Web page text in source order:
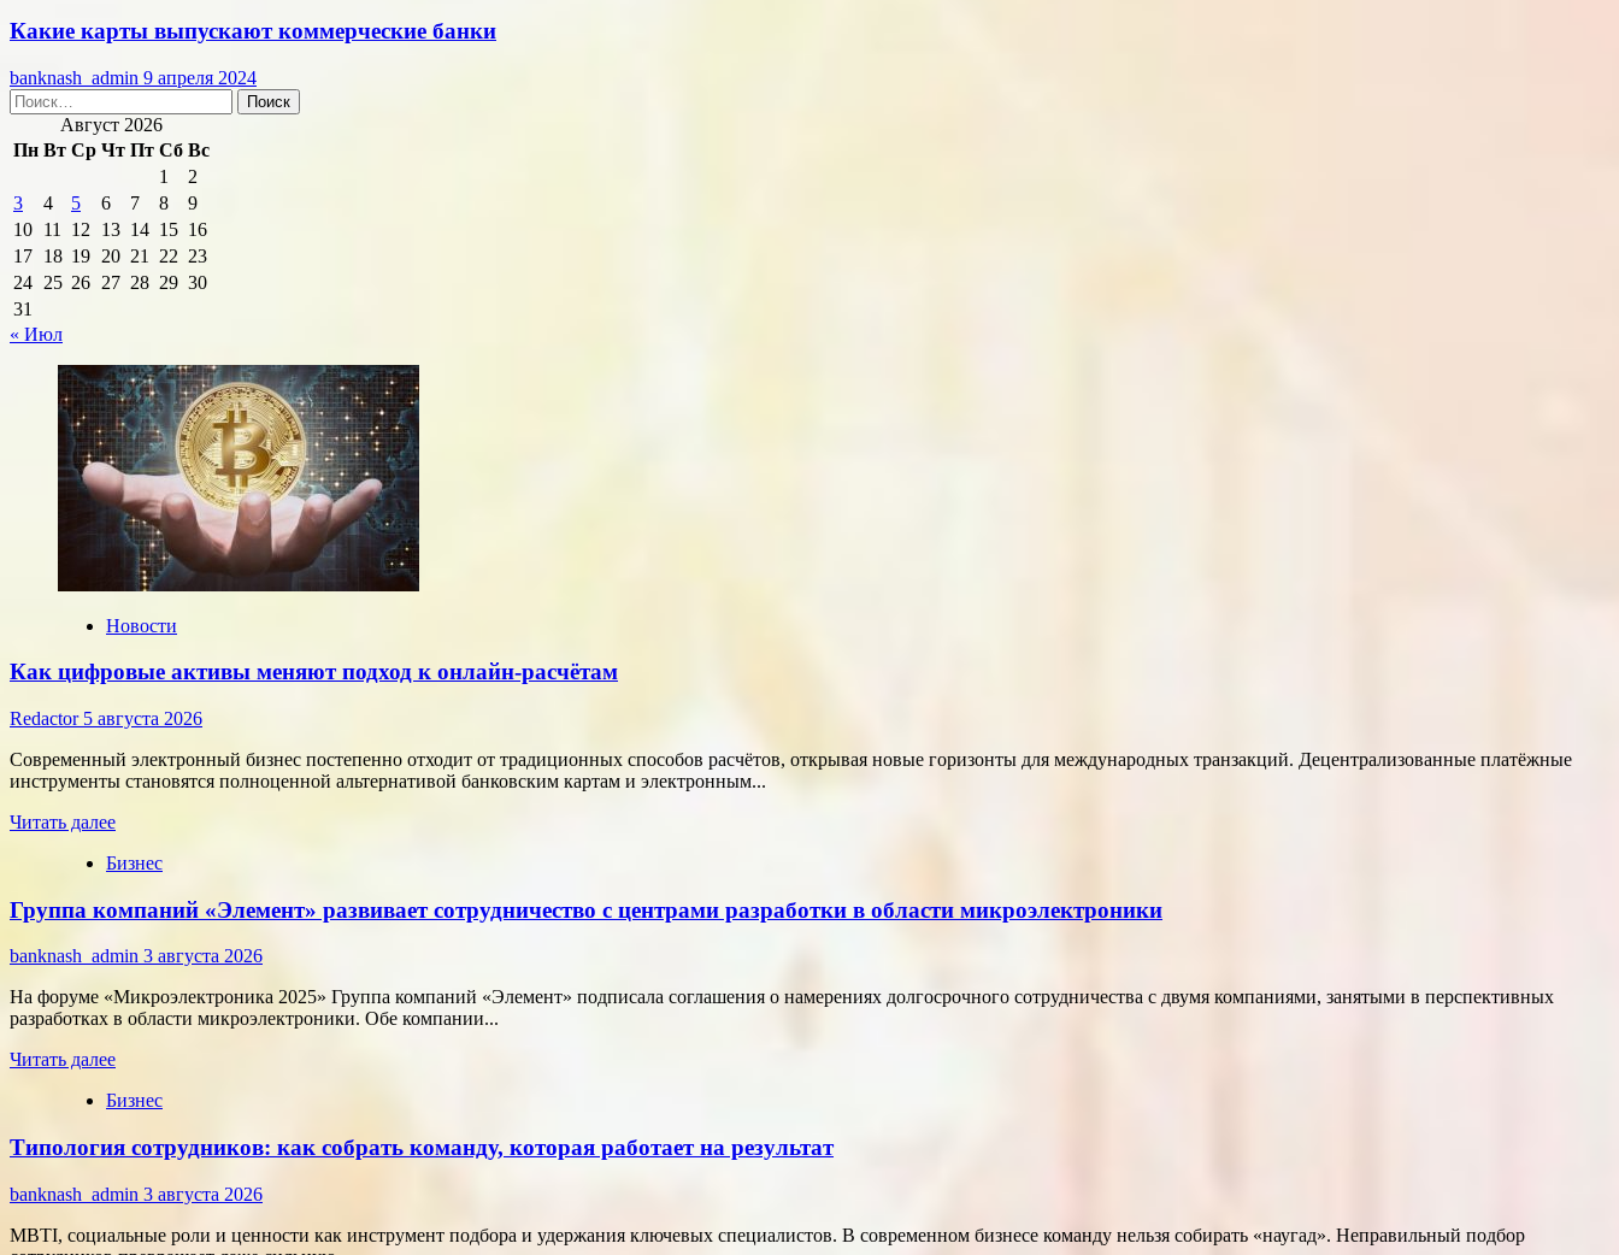
Какие карты выпускают коммерческие банки
banknash_admin 9 апреля 2024
Найти:
Август 2026
Пн Вт Ср Чт Пт Сб Вс
1
2
3
4 5 6 7 8
9
10 11 12 13 14 15 16
17 18 19 20 21 22 23
24 25 26 27 28 29 30
31
« Июл
Новости
Как цифровые активы меняют подход к онлайн-расчётам
Redactor 5 августа 2026
Современный электронный бизнес постепенно отходит от традиционных способов расчётов, открывая новые горизонты для международных транзакций. Децентрализованные платёжные
инструменты становятся полноценной альтернативой банковским картам и электронным...
Читать далееПрочитать
о
цифровые
меняют
к
онлайн-
Бизнес
Группа компаний «Элемент» развивает сотрудничество с центрами разработки в области микроэлектроники
banknash_admin 3 августа 2026
На форуме «Микроэлектроника 2025» Группа компаний «Элемент» подписала соглашения о намерениях долгосрочного сотрудничества с двумя компаниями, занятыми в перспективных
разработках в области микроэлектроники. Обе компании...
Читать далееПрочитать
о
компаний
«Элемент»
развивает
сотрудничество
с
Бизнес
Типология сотрудников: как собрать команду, которая работает на результат
banknash_admin 3 августа 2026
MBTI, социальные роли и ценности как инструмент подбора и удержания ключевых специалистов. В современном бизнесе команду нельзя собирать «наугад». Неправильный подбор